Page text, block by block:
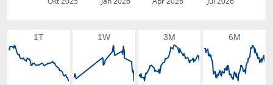
1T 1W 3M 6M